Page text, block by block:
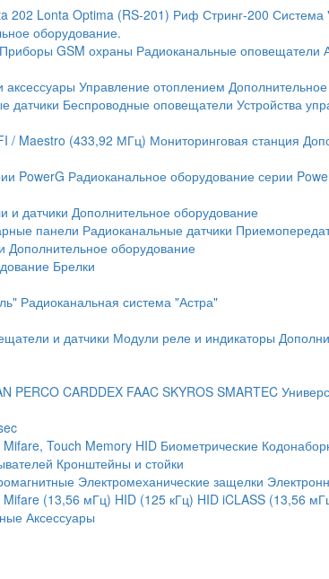
202 Lonta Optima (RS-201) Риф Стринг-200 Система
оборудование.
Приборы GSM охраны Радиоканальные оповещатели
аксессуары Управление отоплением
датчики Беспроводные оповещатели Устройства
/ Maestro (433,92 МГц) Мониторинговая станция
PowerG Радиоканальное оборудование серии
и датчики Дополнительное оборудование
панели Радиоканальные датчики
Дополнительное оборудование
Брелки
Радиоканальная система "Астра"
и датчики Модули реле и индикаторы
PERCO CARDDEX FAAC SKYROS SMARTEC
Touch Memory HID Биометрические
Кронштейны и стойки
Электромеханические защелки
Mifare (13,56 мГц) HID (125 кГц) HID iCLASS (13,56
Аксессуары